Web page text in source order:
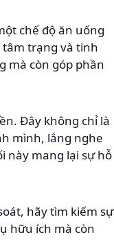
chế độ ăn uống
tâm trạng và tinh
mà còn góp phần
Đây không chỉ là
mình, lắng nghe
này mang lại sự hỗ
hãy tìm kiếm sự
hữu ích mà còn